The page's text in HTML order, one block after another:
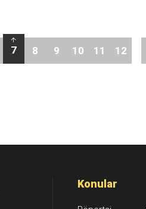
7 8 9 10 11 12
Konular